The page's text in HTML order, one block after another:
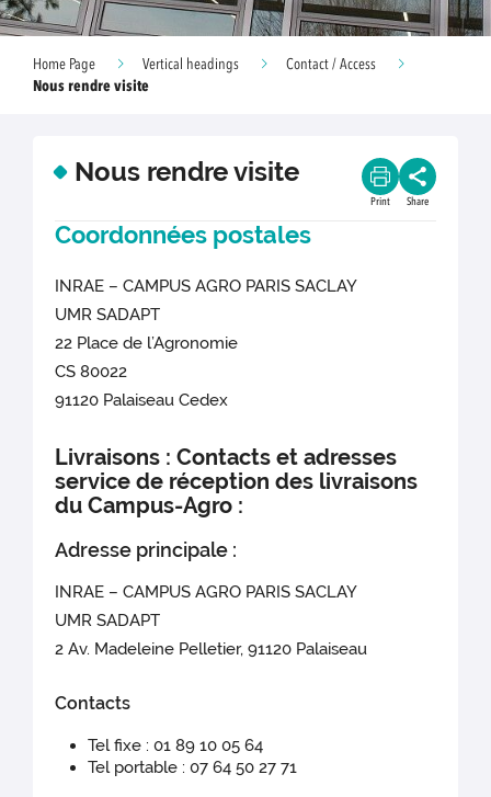
Home Page Vertical headings
Contact / Access
Nous rendre visite
Nous rendre visite
Print Share
Coordonnées postales
INRAE – CAMPUS AGRO PARIS SACLAY
UMR SADAPT
22 Place de l’Agronomie
CS 80022
91120 Palaiseau Cedex
Livraisons : Contacts et adresses
service de réception des livraisons
du Campus-Agro :
Adresse principale :
INRAE – CAMPUS AGRO PARIS SACLAY
UMR SADAPT
2 Av. Madeleine Pelletier, 91120 Palaiseau
Contacts
Tel fixe : 01 89 10 05 64
Tel portable : 07 64 50 27 71